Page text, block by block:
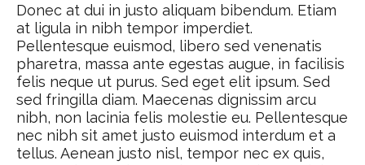
Donec at dui in justo aliquam bibendum. Etiam
at ligula in nibh tempor imperdiet.
Pellentesque euismod, libero sed venenatis
pharetra, massa ante egestas augue, in facilisis
felis neque ut purus. Sed eget elit ipsum. Sed
sed fringilla diam. Maecenas dignissim arcu
nibh, non lacinia felis molestie eu. Pellentesque
nec nibh sit amet justo euismod interdum et a
tellus. Aenean justo nisl, tempor nec ex quis,